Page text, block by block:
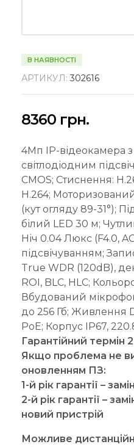
В НАЯВНОСТІ
АРТИКУЛ: 302616
8360 грн.
4Mп IP-відеокамера
світлодіодним
CMOS; Стиснення:
H.264;
(кут огляду 89-31°);
білий LED 30 м;
Ніч 0.04 Люкс (F4.0,
підсвічуванням;
True WDR (120dB),
ROI, BLC, HLC;
Вбудований
до 256 Гб; Живлення
PoE; Корпус IP67,
Гарантійний термін
Якщо проблема не
оновленням ПЗ:
1-й рік гарантії –
2-й рік гарантії –
новий пристрій
Можливе